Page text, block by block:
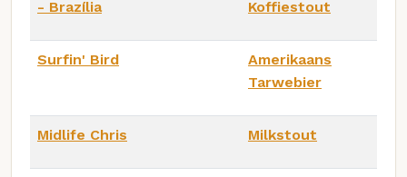
- Brazília
Koffiestout
Surfin' Bird
Amerikaans
Tarwebier
Midlife Chris Milkstout